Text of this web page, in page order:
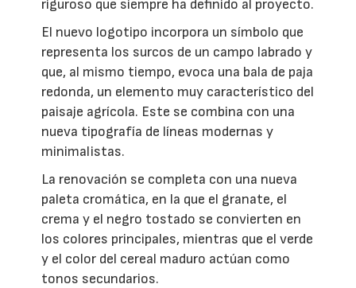
riguroso que siempre ha definido al proyecto.
El nuevo logotipo incorpora un símbolo que
representa los surcos de un campo labrado y
que, al mismo tiempo, evoca una bala de paja
redonda, un elemento muy característico del
paisaje agrícola. Este se combina con una
nueva tipografía de líneas modernas y
minimalistas.
La renovación se completa con una nueva
paleta cromática, en la que el granate, el
crema y el negro tostado se convierten en
los colores principales, mientras que el verde
y el color del cereal maduro actúan como
tonos secundarios.